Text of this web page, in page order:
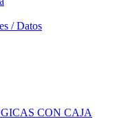
/ Datos
CON CAJA